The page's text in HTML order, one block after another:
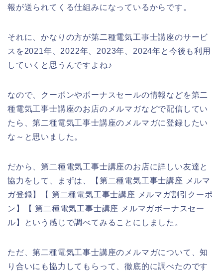
報が送られてくる仕組みになっているからです。
それに、かなりの方が第二種電気工事士講座のサービ
スを2021年、2022年、2023年、2024年と今後も利用
していくと思うんですよね♪
なので、クーポンやボーナスセールの情報などを第二
種電気工事士講座のお店のメルマガなどで配信してい
たら、第二種電気工事士講座のメルマガに登録したい
な～と思いました。
だから、第二種電気工事士講座のお店に詳しい友達と
協力をして、まずは、【第二種電気工事士講座 メルマ
ガ登録】【 第二種電気工事士講座 メルマガ割引クーポ
ン】【 第二種電気工事士講座 メルマガボーナスセー
ル】という感じで調べてみることにしました。
ただ、第二種電気工事士講座のメルマガについて、知
り合いにも協力してもらって、徹底的に調べたのです